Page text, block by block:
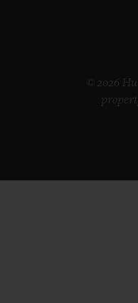
© 2026